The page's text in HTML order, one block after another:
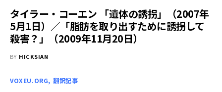
タイラー・コーエン 「遺体の誘拐」（2007年
5月1日）／「脂肪を取り出すために誘拐して
殺害？」（2009年11月20日）
BY HICKSIAN
VOXEU.ORG 翻訳記事